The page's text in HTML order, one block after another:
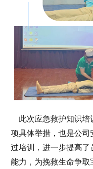
此次应急救护知识培
项具体举措，也是公司
过培训，进一步提高
能力，为挽救生命争